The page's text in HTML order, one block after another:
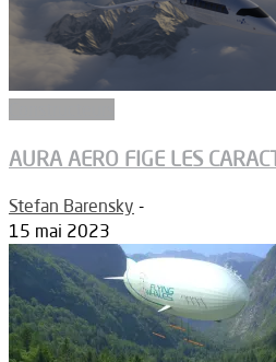
AURA AERO FIGE LES
Stefan Barensky -
15 mai 2023